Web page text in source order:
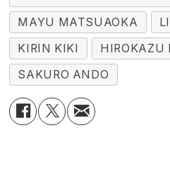
MAYU MATSUAOKA
KIRIN KIKI
HIROKAZU
SAKURO ANDO